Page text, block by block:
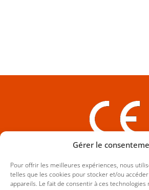
Gérer le
Pour offrir les meilleures expériences, nous
telles que les cookies pour stocker et/ou
appareils. Le fait de consentir à ces
EN-1090 EXC3 Certificat